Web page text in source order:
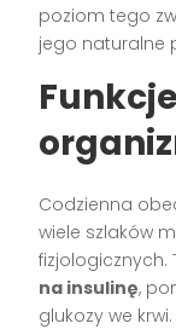
poziom tego
jego naturalne
Codzienna
wiele szlaków
fizjologicznych.
na insulinę,
glukozy we